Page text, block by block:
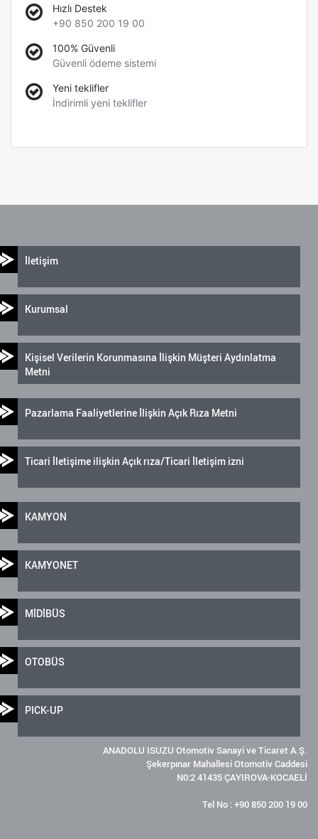
Hızlı Destek
+90 850 200 19 00
100% Güvenli
Güvenli ödeme sistemi
Yeni teklifler
İndirimli yeni teklifler
İletişim
Kurumsal
Kişisel Verilerin Korunmasına İlişkin Müşteri Aydınlatma
Metni
Pazarlama Faaliyetlerine İlişkin Açık Rıza Metni
Ticari İletişime ilişkin Açık rıza/Ticari İletişim izni
KAMYON
KAMYONET
MİDİBÜS
OTOBÜS
PICK-UP
ANADOLU ISUZU Otomotiv Sanayi ve Ticaret A.Ş.
Şekerpınar Mahallesi Otomotiv Caddesi
N0:2 41435 ÇAYIROVA-KOCAELİ
Tel No : +90 850 200 19 00